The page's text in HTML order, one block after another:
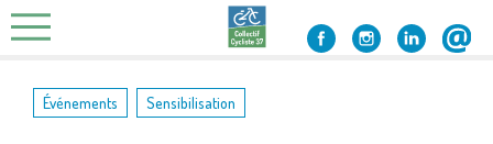
Skip
to
Événements Sensibilisation